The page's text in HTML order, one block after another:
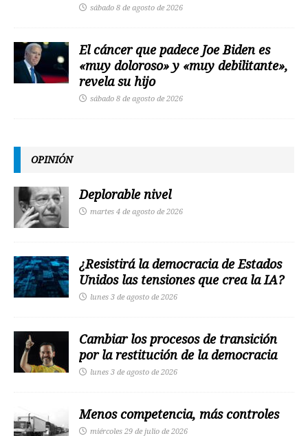
sábado 8 de agosto de 2026
El cáncer que padece Joe Biden es
«muy doloroso» y «muy debilitante»,
revela su hijo
sábado 8 de agosto de 2026
OPINIÓN
Deplorable nivel
martes 4 de agosto de 2026
¿Resistirá la democracia de Estados
Unidos las tensiones que crea la IA?
lunes 3 de agosto de 2026
Cambiar los procesos de transición
por la restitución de la democracia
lunes 3 de agosto de 2026
Menos competencia, más controles
miércoles 29 de julio de 2026